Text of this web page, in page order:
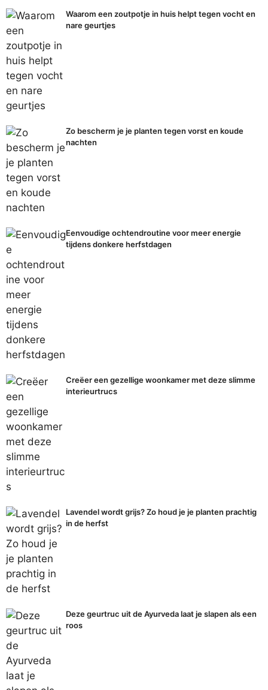
Waarom een zoutpotje in huis helpt tegen vocht en
nare geurtjes
Zo bescherm je je planten tegen vorst en koude
nachten
Eenvoudige ochtendroutine voor meer energie
tijdens donkere herfstdagen
Creëer een gezellige woonkamer met deze slimme
interieurtrucs
Lavendel wordt grijs? Zo houd je je planten prachtig
in de herfst
Deze geurtruc uit de Ayurveda laat je slapen als een
roos